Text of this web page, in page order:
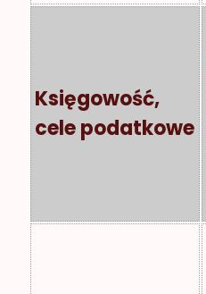
Księgowość,
cele podatkowe